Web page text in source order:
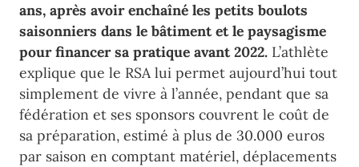
ans, après avoir enchaîné les petits boulots
saisonniers dans le bâtiment et le paysagisme
pour financer sa pratique avant 2022. L’athlète
explique que le RSA lui permet aujourd’hui tout
simplement de vivre à l’année, pendant que sa
fédération et ses sponsors couvrent le coût de
sa préparation, estimé à plus de 30.000 euros
par saison en comptant matériel, déplacements